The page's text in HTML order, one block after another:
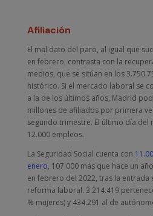
Afiliación
El mal dato del paro, al igual que
en febrero, contrasta con la
medios, que se sitúan en los
histórico. Si el mercado laboral se
a la de los últimos años, Madrid
millones de afiliados por primera
segundo trimestre. El último día del
12.000 empleos.
La Seguridad Social cuenta con
enero, 107.000 más que hace un
en febrero del 2022, tras la entrada
reforma laboral. 3.214.419
% mujeres) y 434.291 al de